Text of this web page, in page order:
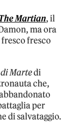
Martian, il
ma ora
fresco
di Martedi
che,
per
di salvataggio.